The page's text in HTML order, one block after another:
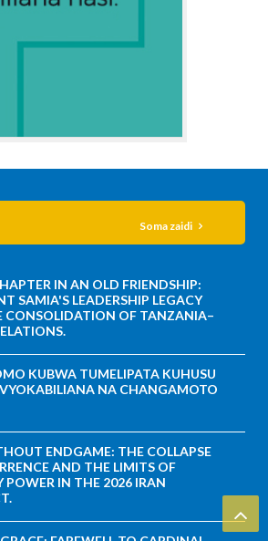
Soma zaidi
IN AN OLD FRIENDSHIP:
SAMIA'S LEADERSHIP LEGACY
CONSOLIDATION OF TANZANIA–
KUBWA TUMELIPATA KUHUSU
NA CHANGAMOTO
ENDGAME: THE COLLAPSE
AND THE LIMITS OF
POWER IN THE 2026 IRAN